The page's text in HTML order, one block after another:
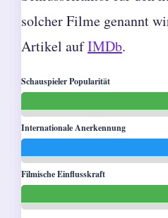
solcher Filme genannt
Artikel aufIMDb.
Schauspieler Popularität
Internationale Anerkennung
Filmische Einflusskraft